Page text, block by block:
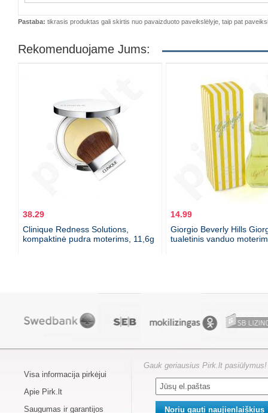
Pastaba: tikrasis produktas gali skirtis nuo pavaizduoto paveikslėlyje, taip pat
Rekomenduojame Jums:
38.29
Clinique Redness Solutions,
kompaktinė pudra moterims, 11,6g
14.99
Giorgio Beverly Hills
tualetinis vanduo
Visa informacija pirkėjui
Apie Pirk.lt
Saugumas ir garantijos
Gauk geriausius Pirk.lt pasiūlymus!